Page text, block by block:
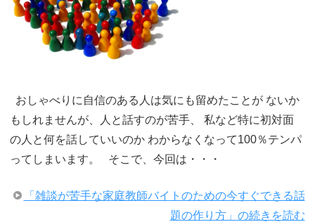
おしゃべりに自信のある人は気にも留めたことが ないか
もしれませんが、人と話すのが苦手、 私など特に初対面
の人と何を話していいのか わからなくなって100％テンパ
ってしまいます。 そこで、今回は・・・
「雑談が苦手な家庭教師バイトのための今すぐできる話
題の作り方」の続きを読む